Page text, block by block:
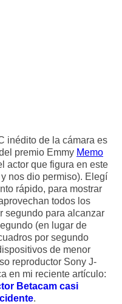
inédito de la cámara es
premio Emmy Memo
actor que figura en este
nos dio permiso). Elegí
rápido, para mostrar
todos los
segundo para alcanzar
(en lugar de
por segundo
de menor
reproductor Sony J-
en mi reciente artículo:
Betacam casi
.